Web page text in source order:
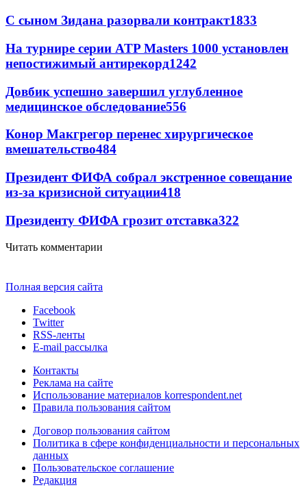
С сыном Зидана разорвали контракт1833
На турнире серии ATP Masters 1000 установлен
непостижимый антирекорд1242
Довбик успешно завершил углубленное
медицинское обследование556
Конор Макгрегор перенес хирургическое
вмешательство484
Президент ФИФА собрал экстренное совещание
из-за кризисной ситуации418
Президенту ФИФА грозит отставка322
Читать комментарии
Полная версия сайта
Facebook
Twitter
RSS-ленты
E-mail рассылка
Контакты
Реклама на сайте
Использование материалов korrespondent.net
Правила пользования сайтом
Договор пользования сайтом
Политика в сфере конфиденциальности и персональных
данных
Пользовательское соглашение
Редакция